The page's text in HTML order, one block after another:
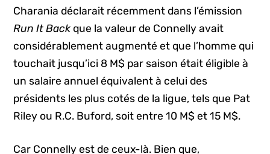
Charania déclarait récemment dans l’émission
Run It Back que la valeur de Connelly avait
considérablement augmenté et que l’homme qui
touchait jusqu’ici 8 M$ par saison était éligible à
un salaire annuel équivalent à celui des
présidents les plus cotés de la ligue, tels que Pat
Riley ou R.C. Buford, soit entre 10 M$ et 15 M$.
Car Connelly est de ceux-là. Bien que,